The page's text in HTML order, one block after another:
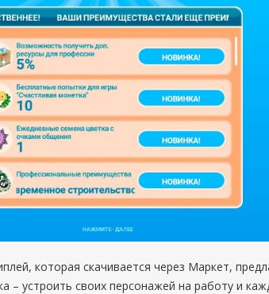
которая скачивается через Маркет,
– устроить своих персонажей на работу и